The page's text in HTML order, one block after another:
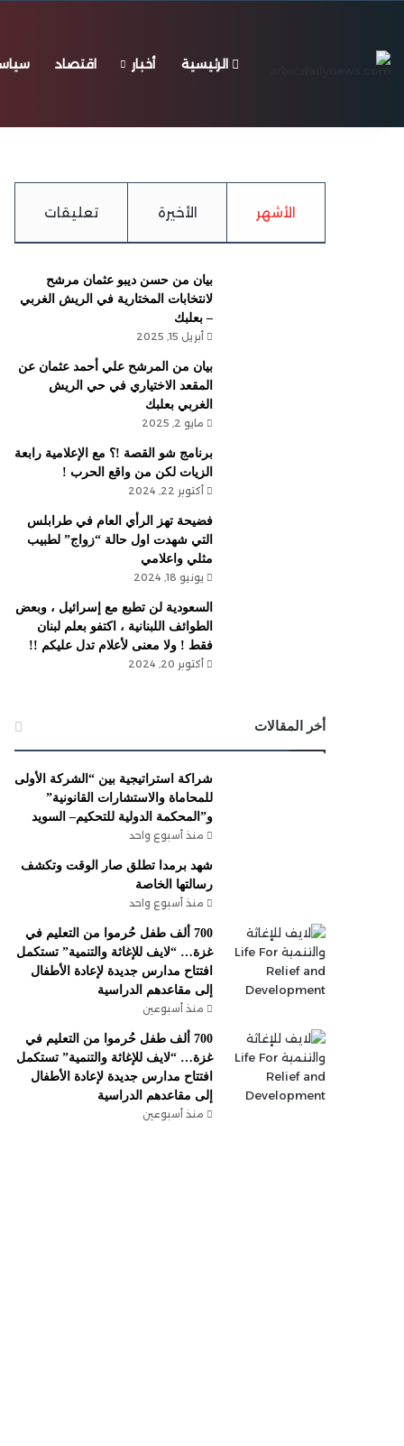
الرئيسية أخبار اقتصاد
الأشهر الأخيرة تعليقات
بيان من حسن ديبو عثمان مرشح
لانتخابات المختارية في الريش الغربي
– بعلبك
أبريل 15, 2025
بيان من المرشح علي أحمد عثمان عن
المقعد الاختياري في حي الريش
الغربي بعلبك
مايو 2, 2025
برنامج شو القصة !؟ مع الإعلامية رابعة
الزيات لكن من واقع الحرب !
أكتوبر 22, 2024
فضيحة تهز الرأي العام في طرابلس
التي شهدت اول حالة “زواج” لطبيب
مثلي واعلامي
يونيو 18, 2024
السعودية لن تطبع مع إسرائيل ، وبعض
الطوائف اللبنانية ، اكتفو بعلم لبنان
فقط ! ولا معنى لأعلام تدل عليكم !!
أكتوبر 20, 2024
أخر المقالات
شراكة استراتيجية بين “الشركة الأولى
للمحاماة والاستشارات القانونية”
و”المحكمة الدولية للتحكيم– السويد
منذ أسبوع واحد
شهد برمدا تطلق صار الوقت وتكشف
رسالتها الخاصة
منذ أسبوع واحد
700 ألف طفل حُرموا من التعليم في
غزة… “لايف للإغاثة والتنمية” تستكمل
افتتاح مدارس جديدة لإعادة الأطفال
إلى مقاعدهم الدراسية
منذ أسبوعين
700 ألف طفل حُرموا من التعليم في
غزة… “لايف للإغاثة والتنمية” تستكمل
افتتاح مدارس جديدة لإعادة الأطفال
إلى مقاعدهم الدراسية
منذ أسبوعين